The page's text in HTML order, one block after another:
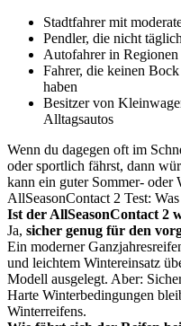
Stadtfahrer mit
Pendler, die nicht
Autofahrer in
Fahrer, die keinen
haben
Besitzer von
Alltagsautos
Wenn du dagegen oft im
oder sportlich fährst, dann
kann ein guter Sommer- oder
AllSeasonContact 2 Test:
Ist der AllSeasonContact 2
Ja, sicher genug für den
Ein moderner
und leichtem Wintereinsatz
Modell ausgelegt. Aber:
Harte Winterbedingungen
Winterreifens.